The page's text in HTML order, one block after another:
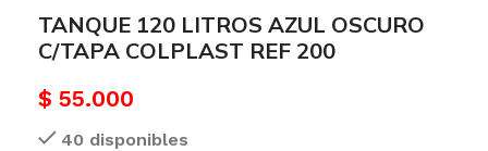
TANQUE 120 LITROS AZUL OSCURO
C/TAPA COLPLAST REF 200
$ 55.000
40 disponibles